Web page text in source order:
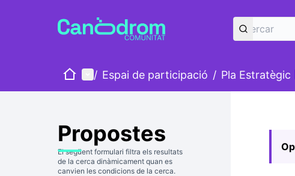
IniciMenú principal
/ Espai de participació / Pla Estratègic
Propostes
El següent formulari filtra els resultats
de la cerca dinàmicament quan es
canvien les condicions de la cerca.